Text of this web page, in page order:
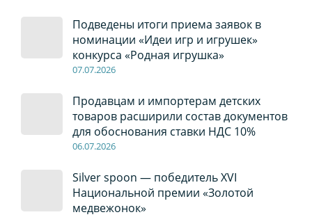
Подведены итоги приема заявок в
номинации «Идеи игр и игрушек»
конкурса «Родная игрушка»
07.07.2026
Продавцам и импортерам детских
товаров расширили состав документов
для обоснования ставки НДС 10%
06.07.2026
Silver spoon — победитель XVI
Национальной премии «Золотой
медвежонок»